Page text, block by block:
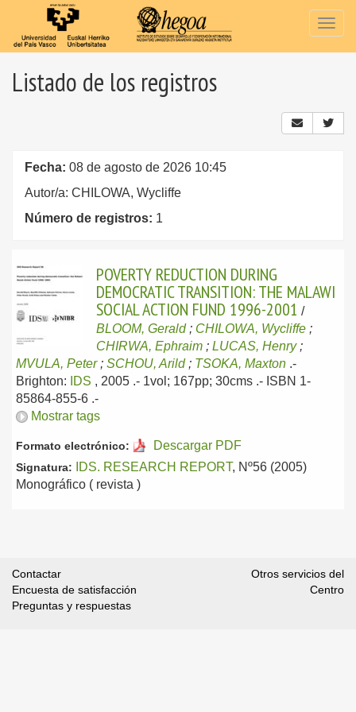
Listado de los registros
Fecha: 08 de agosto de 2026 10:45
Autor/a: CHILOWA, Wycliffe
Número de registros: 1
POVERTY REDUCTION DURING
DEMOCRATIC TRANSITION: THE MALAWI
SOCIAL ACTION FUND 1996-2001 /
BLOOM, Gerald; CHILOWA, Wycliffe ;
CHIRWA, Ephraim ; LUCAS, Henry;
MVULA, Peter; SCHOU, Arild; TSOKA, Maxton .-
Brighton:
IDS , 2005 .- 1vol; 167pp; 30cms .- ISBN 1-
85864-855-6 .-
Mostrar tags
Formato electrónico: Descargar PDF
Signatura: IDS. RESEARCH REPORT, Nº56 (2005)
Monográfico ( revista )
Contactar
Encuesta de satisfacción
Preguntas y respuestas
Otros servicios del
Centro